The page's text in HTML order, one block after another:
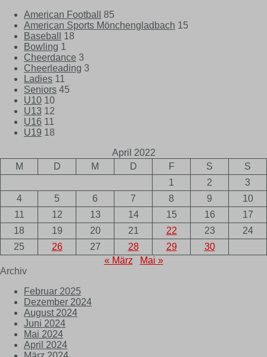
American Football
85
American Sports Mönchengladbach 15
Baseball
18
Bowling 1
Cheerdance 3
Cheerleading 3
Ladies 11
Seniors 45
U10 10
U13 12
U16 11
U19 18
April 2022
M
D M D F S
S
1
2
3
4
5 6 7 8 9
10
11
12 13 14 15 16
17
18
19 20 21 22 23
24
25
26 27 28 29
30
« März
Mai »
Archiv
Februar 2025
Dezember 2024
August 2024
Juni 2024
Mai 2024
April 2024